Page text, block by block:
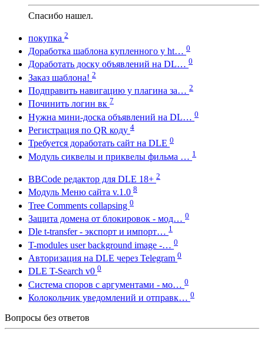
Спасибо нашел.
покупка 2
Доработка шаблона купленного у ht… 0
Доработать доску объявлений на DL… 0
Заказ шаблона! 2
Подправить навигацию у плагина за… 2
Починить логин вк 7
Нужна мини-доска объявлений на DL… 0
Регистрация по QR коду 4
Требуется доработать сайт на DLE 0
Модуль сиквелы и приквелы фильма … 1
BBCode редактор для DLE 18+ 2
Модуль Меню сайта v.1.0 8
Tree Comments collapsing 0
Защита домена от блокировок - мод… 0
Dle t-transfer - экспорт и импорт… 1
T-modules user background image -… 0
Авторизация на DLE через Telegram 0
DLE T-Search v0 0
Система споров с аргументами - мо… 0
Колокольчик уведомлений и отправк… 0
Вопросы без ответов